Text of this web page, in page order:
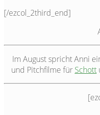
[/ezcol_2third_end]
Im August spricht Anni
und Pitchfilme für Schott